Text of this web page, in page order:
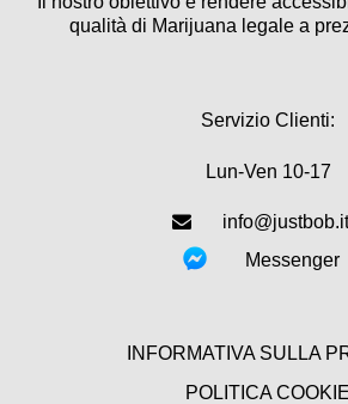
qualità di Marijuana legale a
Servizio Clienti:
Lun-Ven 10-17
info@justbob.it
Messenger
INFORMATIVA SULLA
POLITICA COOKIE